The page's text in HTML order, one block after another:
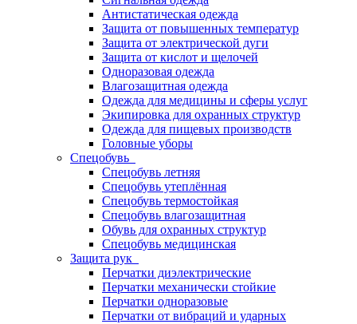
Антистатическая одежда
Защита от повышенных температур
Защита от электрической дуги
Защита от кислот и щелочей
Одноразовая одежда
Влагозащитная одежда
Одежда для медицины и сферы услуг
Экипировка для охранных структур
Одежда для пищевых производств
Головные уборы
Спецобувь
Спецобувь летняя
Спецобувь утеплённая
Спецобувь термостойкая
Спецобувь влагозащитная
Обувь для охранных структур
Спецобувь медицинская
Защита рук
Перчатки диэлектрические
Перчатки механически стойкие
Перчатки одноразовые
Перчатки от вибраций и ударных